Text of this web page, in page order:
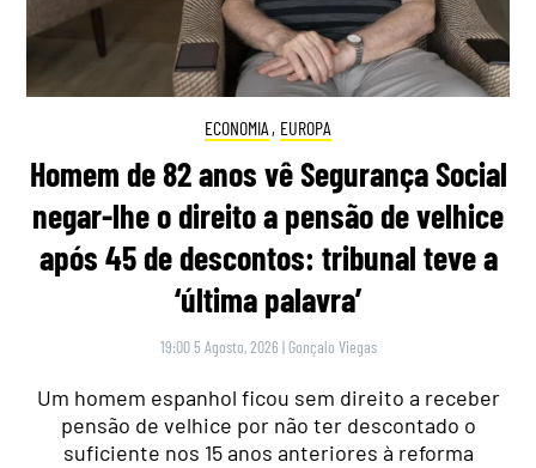
ECONOMIA , EUROPA
Homem de 82 anos vê Segurança Social
negar-lhe o direito a pensão de velhice
após 45 de descontos: tribunal teve a
‘última palavra’
19:00 5 Agosto, 2026 | Gonçalo Viegas
Um homem espanhol ficou sem direito a receber
pensão de velhice por não ter descontado o
suficiente nos 15 anos anteriores à reforma